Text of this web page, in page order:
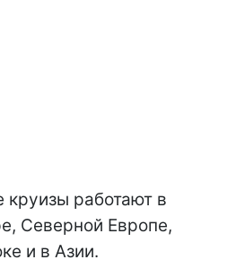
работают в
Северной Европе,
и в Азии.